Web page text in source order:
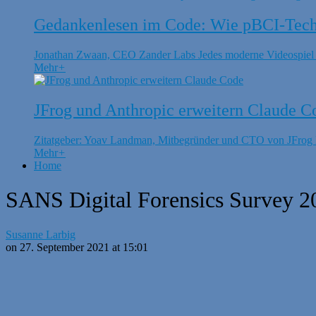
Gedankenlesen im Code: Wie pBCI-
Jonathan Zwaan, CEO Zander Labs Jedes moderne
Mehr+
JFrog und Anthropic erweitern Claude
Zitatgeber: Yoav Landman, Mitbegründer und CTO von
Mehr+
Home
SANS Digital Forensics Survey
Susanne Larbig
on 27. September 2021 at 15:01